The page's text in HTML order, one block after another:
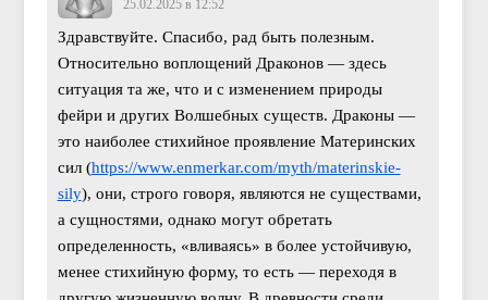
25.02.2025 в 12:52
Здравствуйте. Спасибо, рад быть полезным.
Относительно воплощений Драконов — здесь
ситуация та же, что и с изменением природы
фейри и других Волшебных существ. Драконы —
это наиболее стихийное проявление Материнских
сил (https://www.enmerkar.com/myth/materinskie-
sily), они, строго говоря, являются не существами,
а сущностями, однако могут обретать
определенность, «вливаясь» в более устойчивую,
менее стихийную форму, то есть — переходя в